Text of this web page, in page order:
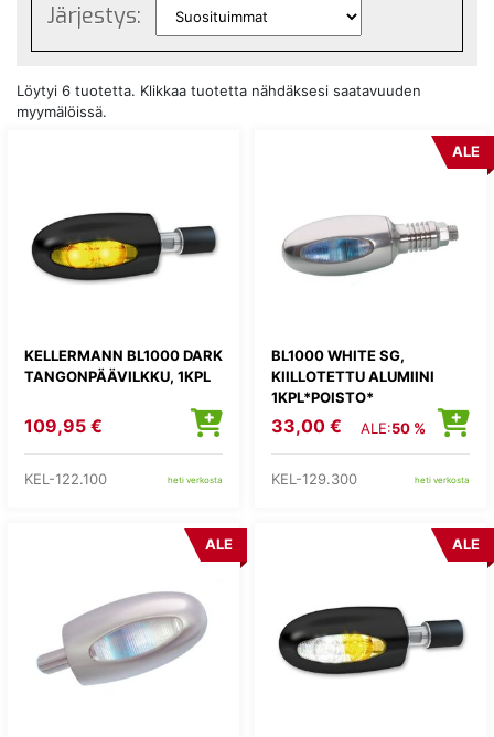
Järjestys:
Löytyi 6 tuotetta. Klikkaa tuotetta nähdäksesi saatavuuden
myymälöissä.
KELLERMANN BL1000 DARK
TANGONPÄÄVILKKU, 1KPL
109,95 €
KEL-122.100 heti verkosta
BL1000 WHITE SG,
KIILLOTETTU ALUMIINI
1KPL*POISTO*
ALE
33,00 € ALE:50 %
KEL-129.300 heti verkosta
ALE ALE